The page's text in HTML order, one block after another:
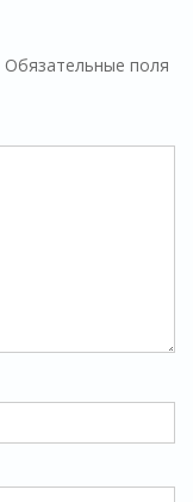
Обязательные поля